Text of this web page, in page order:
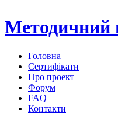
Методичний
Головна
Сертифікати
Про проект
Форум
FAQ
Контакти